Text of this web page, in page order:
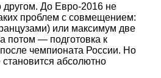
другом. До Евро-2016 не
проблем с совмещением:
или максимум две
потом — подготовка к
чемпионата России. Но
абсолютно